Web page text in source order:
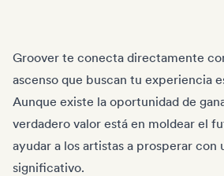
Groover te conecta directamente
ascenso que buscan tu experiencia
Aunque existe la oportunidad de
verdadero valor está en moldear el
ayudar a los artistas a prosperar con
significativo.